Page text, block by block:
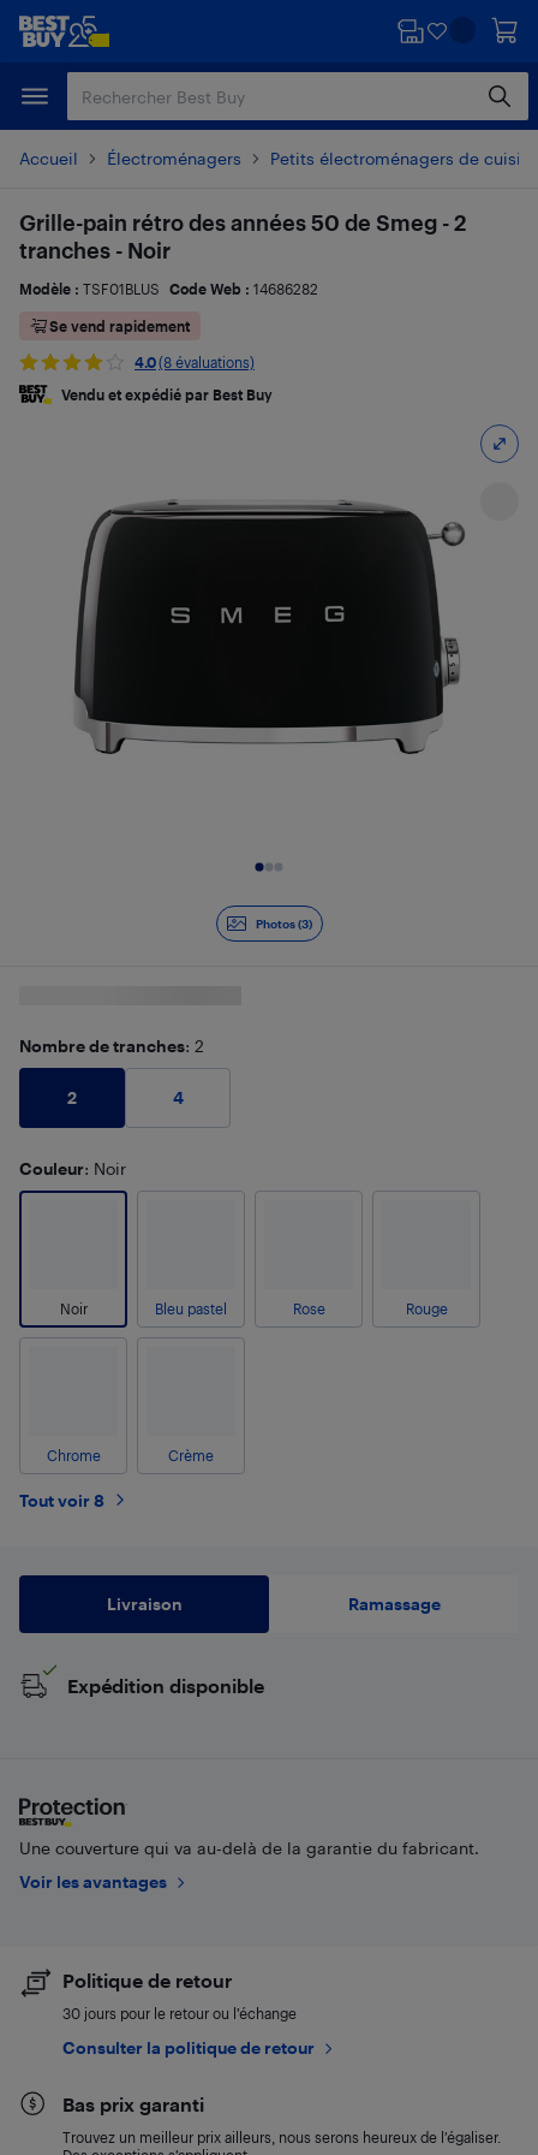
Passer
principal
Passer
Accueil Électroménagers Petits électroménagers de
Photos (3)
Grille-pain rétro des années 50 de Smeg - 2
tranches - Noir
Modèle : TSF01BLUS Code Web : 14686282
Se vend rapidement
4.0(8 évaluations)
Vendu et expédié par Best Buy
Nombre de tranches: 2
2 4
Couleur: Noir
Noir Bleu pastel Rose Rouge
Chrome Crème
Tout voir 8
Livraison Ramassage
Expédition disponible
Une couverture qui va au-delà de la garantie du fabricant.
Voir les avantages
Politique de retour
30 jours pour le retour ou l’échange
Consulter la politique de retour
Bas prix garanti
Trouvez un meilleur prix ailleurs, nous serons heureux de l’égaliser.